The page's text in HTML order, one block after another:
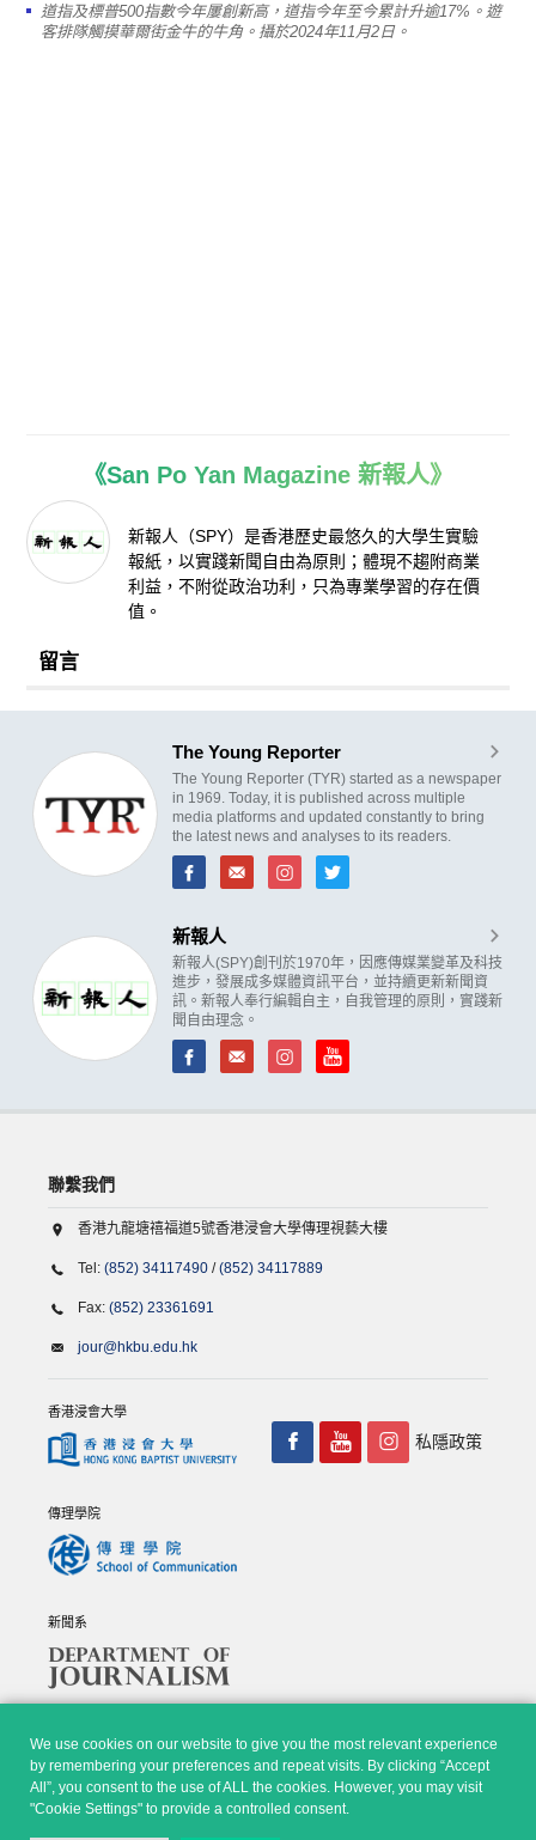
道指及標普500指數今年屢創新高，道指今年至今累計升逾17%。遊
客排隊觸摸華爾街金牛的牛角。攝於2024年11月2日。
《San Po Yan Magazine 新報人》
新報人（SPY）是香港歷史最悠久的大學生實驗
報紙，以實踐新聞自由為原則；體現不趨附商業
利益，不附從政治功利，只為專業學習的存在價
值。
留言
The Young Reporter
The Young Reporter (TYR) started as a newspaper
in 1969. Today, it is published across multiple
media platforms and updated constantly to bring
the latest news and analyses to its readers.
新報人
新報人(SPY)創刊於1970年，因應傳媒業變革及科技
進步，發展成多媒體資訊平台，並持續更新新聞資
訊。新報人奉行編輯自主，自我管理的原則，實踐新
聞自由理念。
We use cookies on our website to give you the most relevant experience
by remembering your preferences and repeat visits. By clicking “Accept
All”, you consent to the use of ALL the cookies. However, you may visit
"Cookie Settings" to provide a controlled consent.
聯繫我們
香港九龍塘禧福道5號香港浸會大學傳理視藝大樓
Tel: (852) 34117490 /(852) 34117889
Fax: (852) 23361691
jour@hkbu.edu.hk
香港浸會大學
傳理學院
新聞系
私隱政策
© Copyright 2026 - 香港浸會大學傳理學院, 新聞系 |Privacy
Policy
|